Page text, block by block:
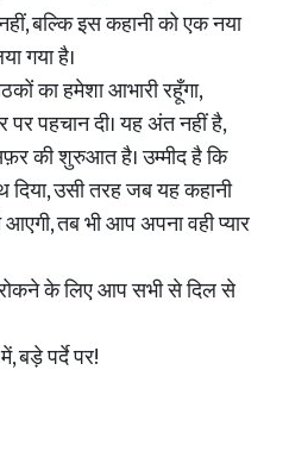
बल्कि इस कहानी को एक नया
गया है।
का हमेशा आभारी रहूँगा,
पहचान दी। यह अंत नहीं है,
की शुरुआत है। उम्मीद है कि
उसी तरह जब यह कहानी
तब भी आप अपना वही प्यार
रोकने के लिए आप सभी से दिल से
बड़े पर्दे पर!